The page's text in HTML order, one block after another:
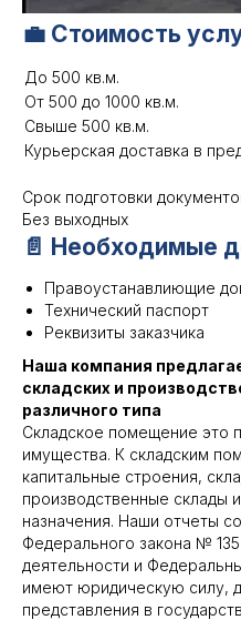
💼 Стоимость
До 500 кв.м.
От 500 до 1000 кв.м.
Свыше 500 кв.м.
Курьерская доставка в
Срок подготовки
Без выходных
📄 Необходимые
Правоустанавлиющие
Технический паспорт
Реквизиты заказчика
Наша компания
складских и
различного типа
Складское помещение это
имущества. К складским
капитальные строения,
производственные склады
назначения. Наши отчеты
Федерального закона №
деятельности и
имеют юридическую силу,
представления в